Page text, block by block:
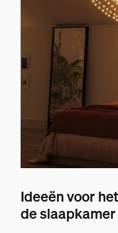
Ideeën voor
de slaapkamer